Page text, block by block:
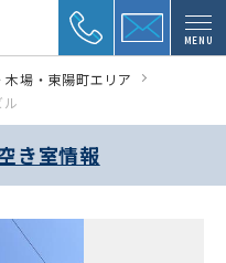
MENU
木場・東陽町エリア
き室情報